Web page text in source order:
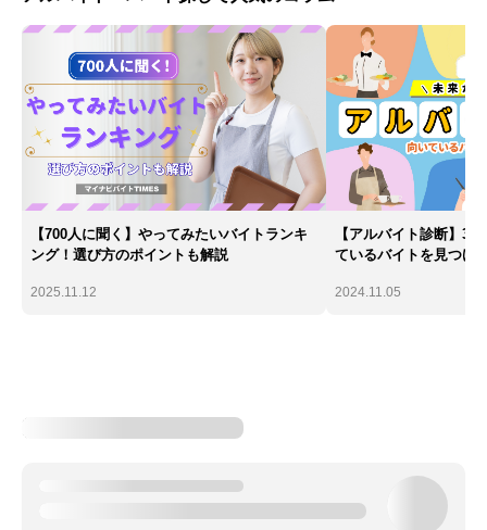
【700人に聞く】やってみたいバイトランキ
ング！選び方のポイントも解説
2025.11.12
【アルバイト診断】
ているバイトを見つけ
2024.11.05